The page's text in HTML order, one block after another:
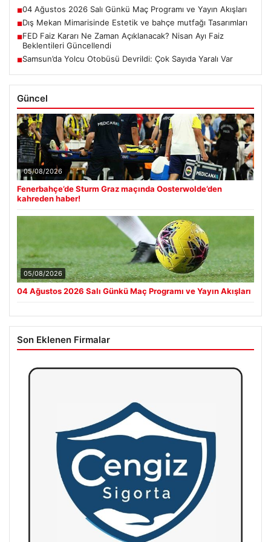
■04 Ağustos 2026 Salı Günkü Maç Programı ve Yayın Akışları
■Dış Mekan Mimarisinde Estetik ve bahçe mutfağı Tasarımları
■FED Faiz Kararı Ne Zaman Açıklanacak? Nisan Ayı Faiz
Beklentileri Güncellendi
■Samsun’da Yolcu Otobüsü Devrildi: Çok Sayıda Yaralı Var
Güncel
05/08/2026
Fenerbahçe’de Sturm Graz maçında Oosterwolde’den
kahreden haber!
05/08/2026
04 Ağustos 2026 Salı Günkü Maç Programı ve Yayın Akışları
Son Eklenen Firmalar